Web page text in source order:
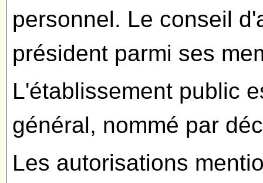
personnel. Le conseil
président parmi ses
L'établissement public
général, nommé par
Les autorisations